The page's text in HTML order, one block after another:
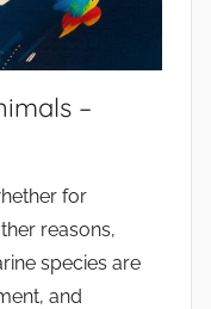
–
for
reasons,
species are
and